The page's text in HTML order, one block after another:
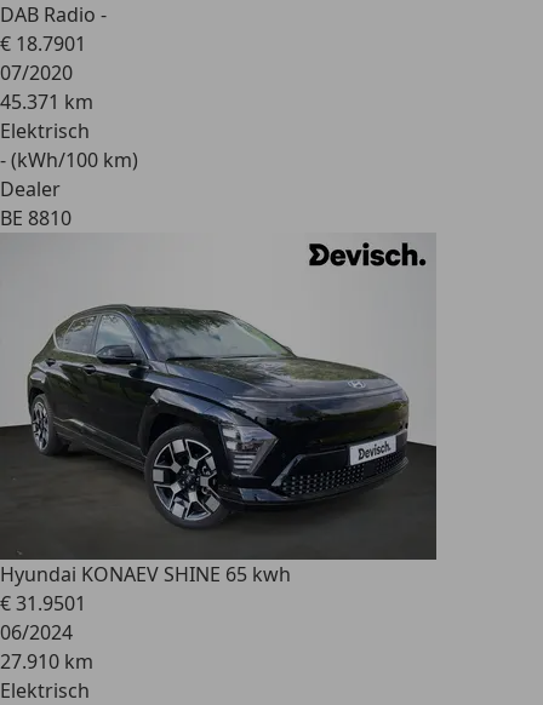
DAB Radio -
€ 18.7901
07/2020
45.371 km
Elektrisch
- (kWh/100 km)
Dealer
BE 8810
Hyundai KONAEV SHINE 65 kwh
€ 31.9501
06/2024
27.910 km
Elektrisch